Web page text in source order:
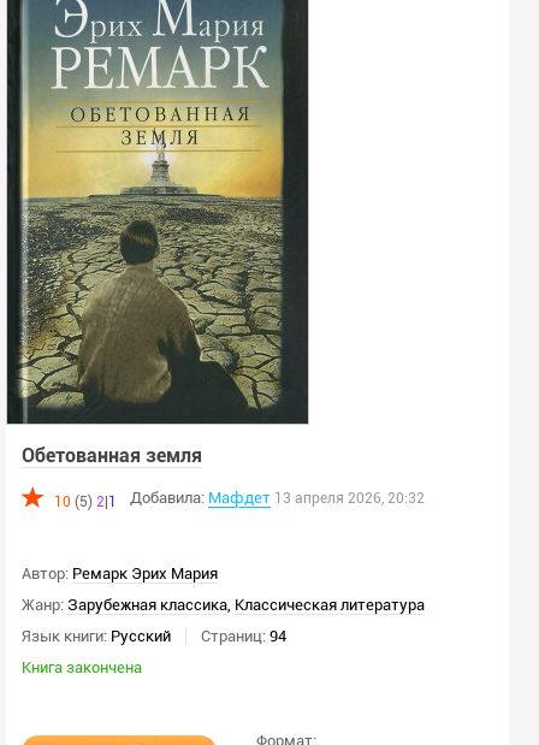
СИ:
Не важно
Только СИ
Скрыть СИ
ЛП:
Не важно
Только ЛП
Скрыть ЛП
Пол автора:
любой
мужской
женский
Очистить
Обетованная земля
10 (5)2|1 Добавила: Мафдет 13 апреля 2026, 20:32
Автор: Ремарк Эрих Мария
Жанр: Зарубежная классика Классическая литература
Язык книги: Русский Страниц: 94
Книга закончена
Формат: